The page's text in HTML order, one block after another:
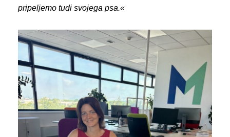
pripeljemo tudi svojega psa.«